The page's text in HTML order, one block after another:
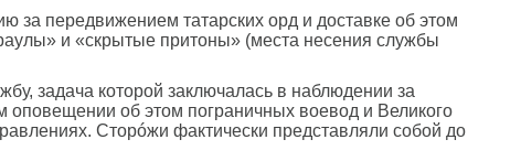
за передвижением татарских орд и доставке об этом
и «скрытые притоны» (места несения службы
задача которой заключалась в наблюдении за
оповещении об этом пограничных воевод и Великого
Сторóжи фактически представляли собой до